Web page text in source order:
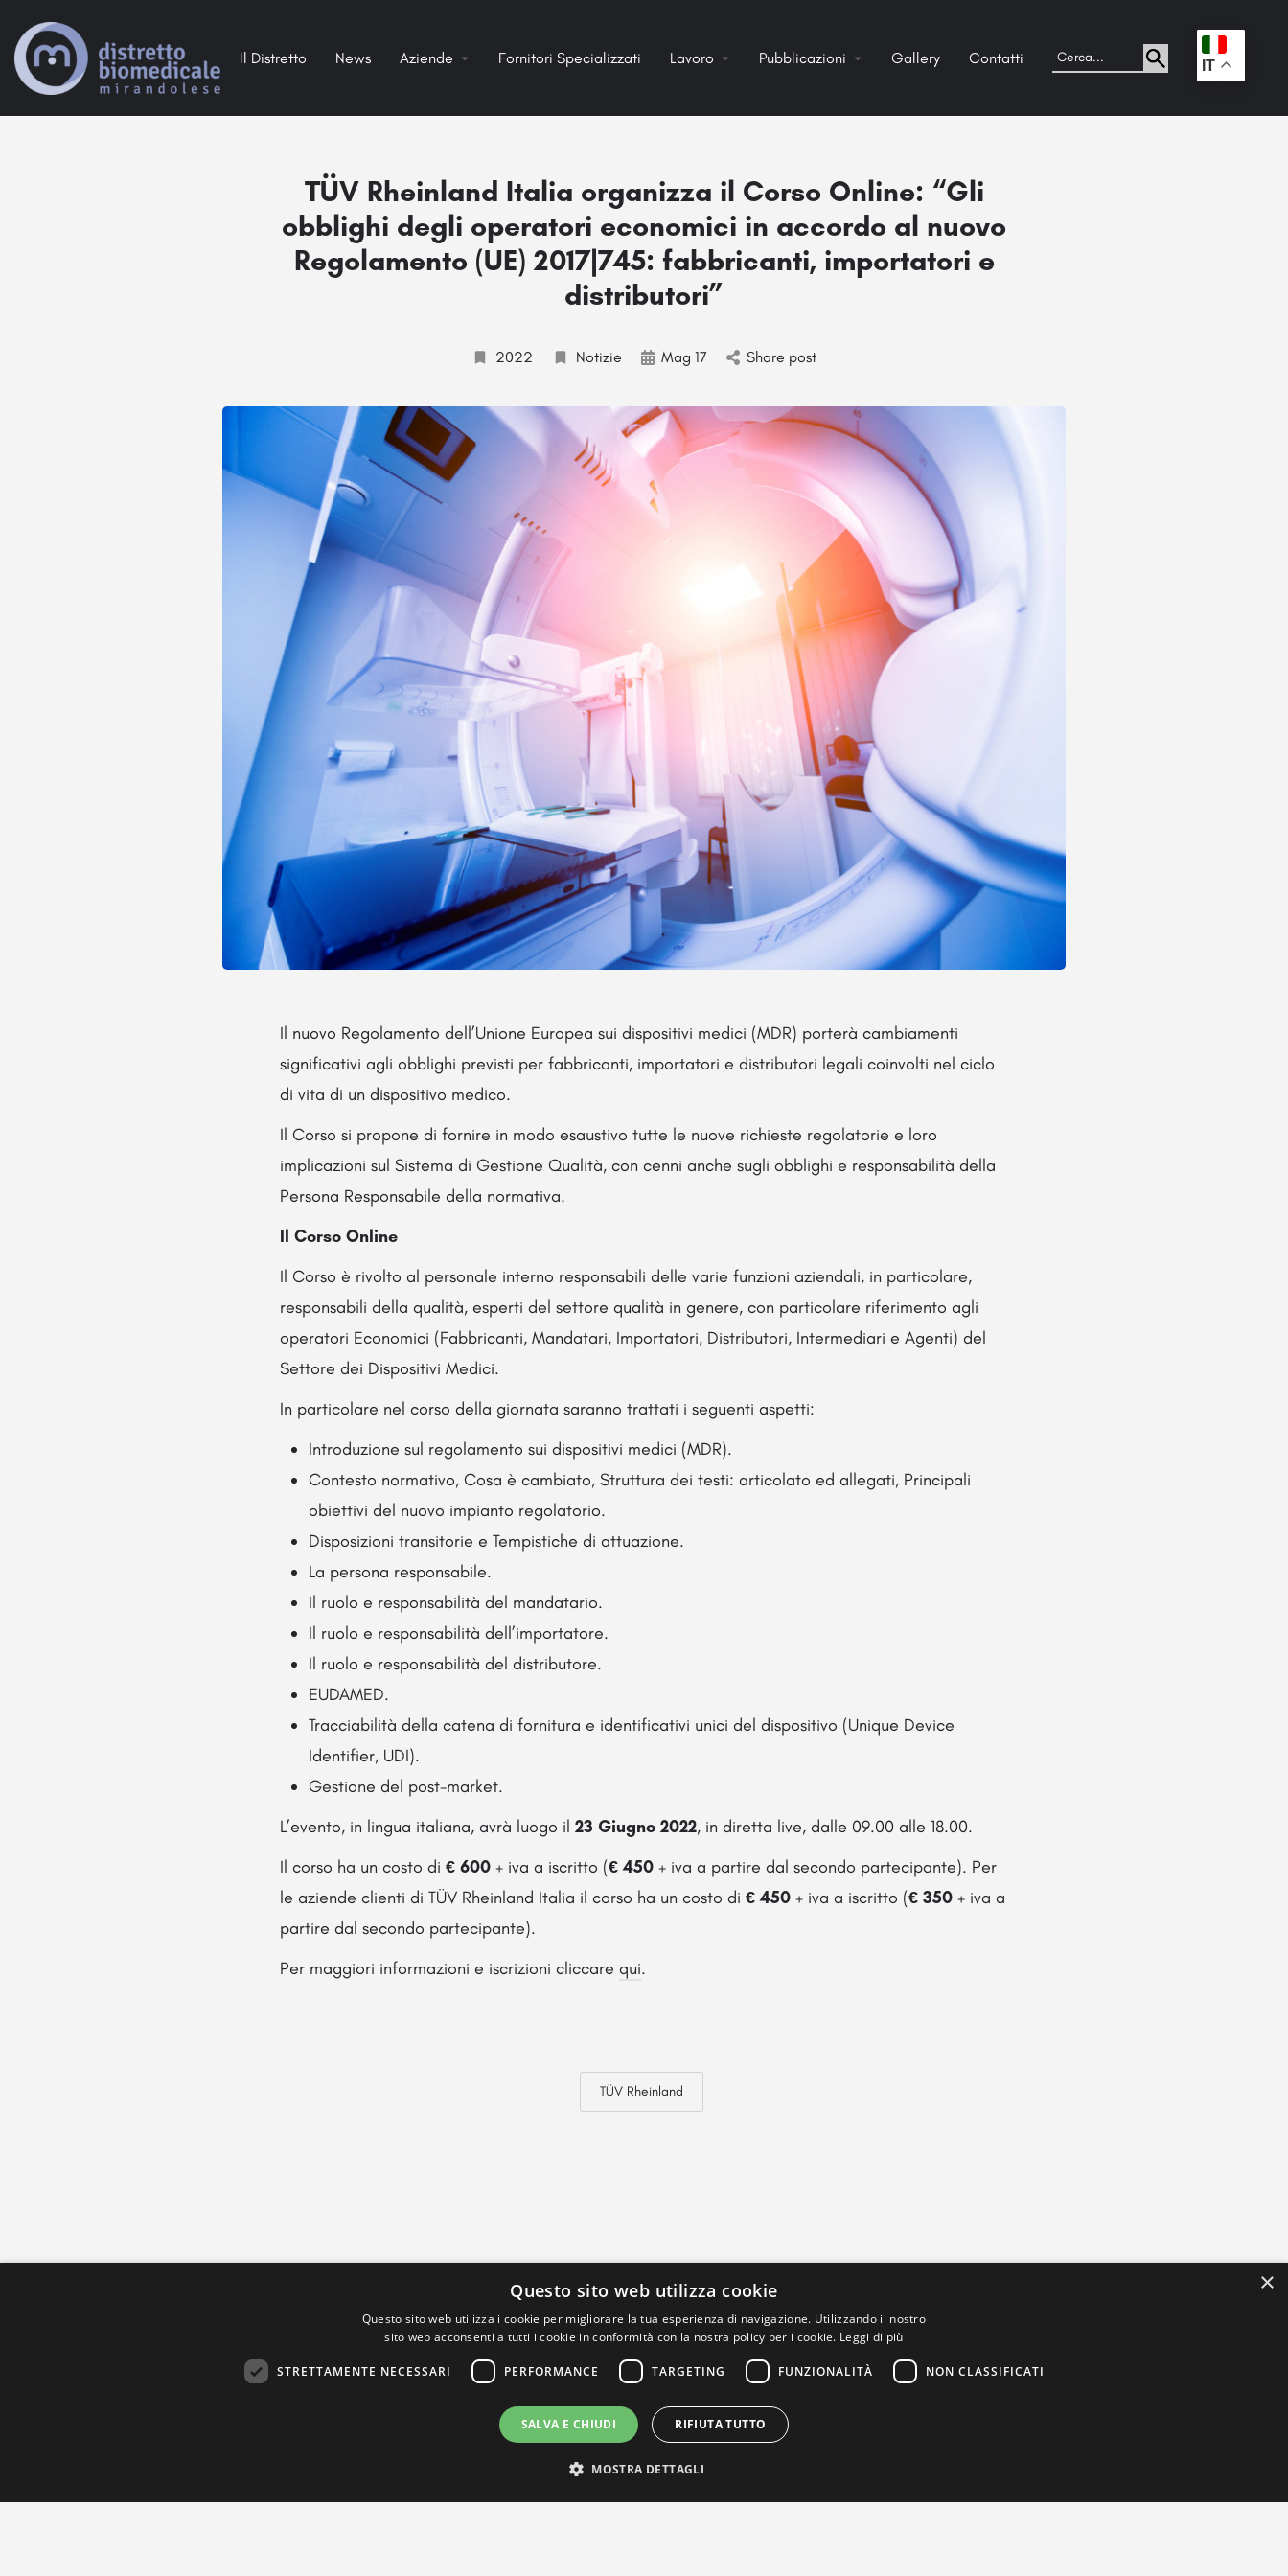
Il Distretto News Aziende Fornitori Specializzati Lavoro Pubblicazioni Gallery Contatti . IT
TÜV Rheinland Italia organizza il Corso Online: “Gli
obblighi degli operatori economici in accordo al nuovo
Regolamento (UE) 2017|745: fabbricanti, importatori e
distributori”
2022 Notizie Mag 17 Share post
Il nuovo Regolamento dell’Unione Europea sui dispositivi medici (MDR) porterà cambiamenti
significativi agli obblighi previsti per fabbricanti, importatori e distributori legali coinvolti nel ciclo
di vita di un dispositivo medico.
Il Corso si propone di fornire in modo esaustivo tutte le nuove richieste regolatorie e loro
implicazioni sul Sistema di Gestione Qualità, con cenni anche sugli obblighi e responsabilità della
Persona Responsabile della normativa.
Il Corso Online
Il Corso è rivolto al personale interno responsabili delle varie funzioni aziendali, in particolare,
responsabili della qualità, esperti del settore qualità in genere, con particolare riferimento agli
operatori Economici (Fabbricanti, Mandatari, Importatori, Distributori, Intermediari e Agenti) del
Settore dei Dispositivi Medici.
In particolare nel corso della giornata saranno trattati i seguenti aspetti:
Introduzione sul regolamento sui dispositivi medici (MDR).
Contesto normativo, Cosa è cambiato, Struttura dei testi: articolato ed allegati, Principali
obiettivi del nuovo impianto regolatorio.
Disposizioni transitorie e Tempistiche di attuazione.
La persona responsabile.
Il ruolo e responsabilità del mandatario.
Il ruolo e responsabilità dell’importatore.
Il ruolo e responsabilità del distributore.
EUDAMED.
Tracciabilità della catena di fornitura e identificativi unici del dispositivo (Unique Device
Identifier, UDI).
Gestione del post-market.
L’evento, in lingua italiana, avrà luogo il 23 Giugno 2022, in diretta live, dalle 09.00 alle 18.00.
Il corso ha un costo di € 600 + iva a iscritto (€ 450 + iva a partire dal secondo partecipante). Per
le aziende clienti di TÜV Rheinland Italia il corso ha un costo di € 450 + iva a iscritto (€ 350 + iva a
partire dal secondo partecipante).
Per maggiori informazioni e iscrizioni cliccare qui.
TÜV Rheinland
×
Questo sito web utilizza cookie
Questo sito web utilizza i cookie per migliorare la tua esperienza di navigazione. Utilizzando il nostro
sito web acconsenti a tutti i cookie in conformità con la nostra policy per i cookie. Leggi di più
STRETTAMENTE NECESSARI PERFORMANCE TARGETING FUNZIONALITÀ NON CLASSIFICATI
SALVA E CHIUDI RIFIUTA TUTTO
MOSTRA DETTAGLI